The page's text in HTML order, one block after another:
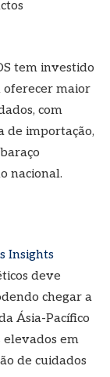
tem investido
oferecer maior
com
de importação,
nacional.
Insights
deve
chegar a
Ásia-Pacífico
elevados em
de cuidados